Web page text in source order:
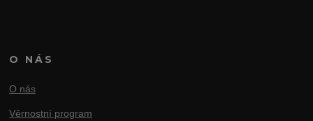
O NÁS
O nás
Věrnostní program